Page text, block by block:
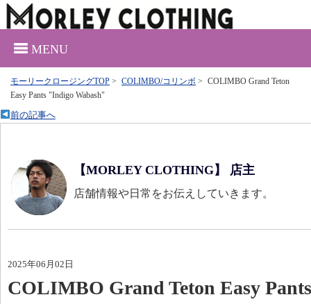
MENU
モーリークロージングTOP > COLIMBO/コリンボ > COLIMBO Grand Teton
Easy Pants "Indigo Wabash"
前の記事へ
【MORLEY CLOTHING】 店主
店舗情報や日常をお伝えしていきます。
2025年06月02日
COLIMBO Grand Teton Easy